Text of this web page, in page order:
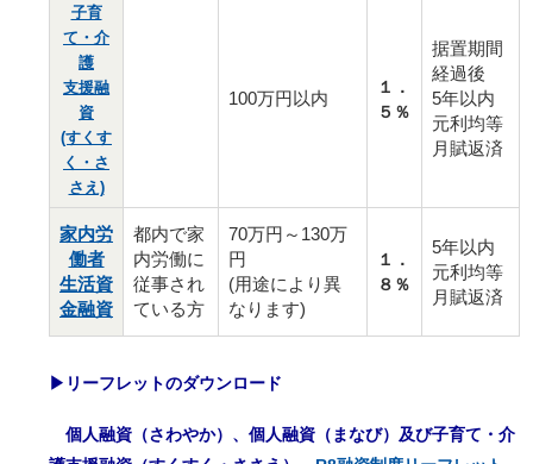
子育
て・介
護
支援融
資
(すくす
く・さ
さえ)
100万円以内
１．
５％
据置期間
経過後
5年以内
元利均等
月賦返済
家内労
働者
生活資
金融資
都内で家
内労働に
従事され
ている方
70万円～130万
円
(用途により異
なります)
１．
８％
5年以内
元利均等
月賦返済
▶ リーフレットのダウンロード
個人融資（さわやか）、個人融資（まなび）及び子育て・介